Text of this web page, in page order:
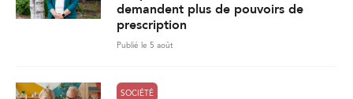
demandent plus de pouvoirs de
prescription
Publié le 5 août
SOCIÉTÉ